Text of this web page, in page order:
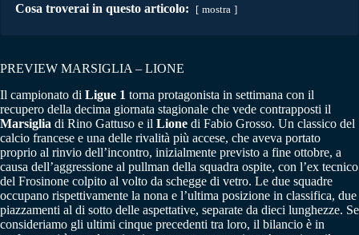
Cosa troverai in questo articolo: mostra
PREVIEW MARSIGLIA – LIONE
Il campionato di Ligue 1 torna protagonista in settimana con il
recupero della decima giornata stagionale che vede contrapposti il
Marsiglia di Rino Gattuso e il Lione di Fabio Grosso. Un classico del
calcio francese e una delle rivalità più accese, che aveva portato
proprio al rinvio dell’incontro, inizialmente previsto a fine ottobre, a
causa dell’aggressione al pullman della squadra ospite, con l’ex tecnico
del Frosinone colpito al volto da schegge di vetro. Le due squadre
occupano rispettivamente la nona e l’ultima posizione in classifica, due
piazzamenti al di sotto delle aspettative, separate da dieci lunghezze. Se
consideriamo gli ultimi cinque precedenti tra loro, il bilancio è in